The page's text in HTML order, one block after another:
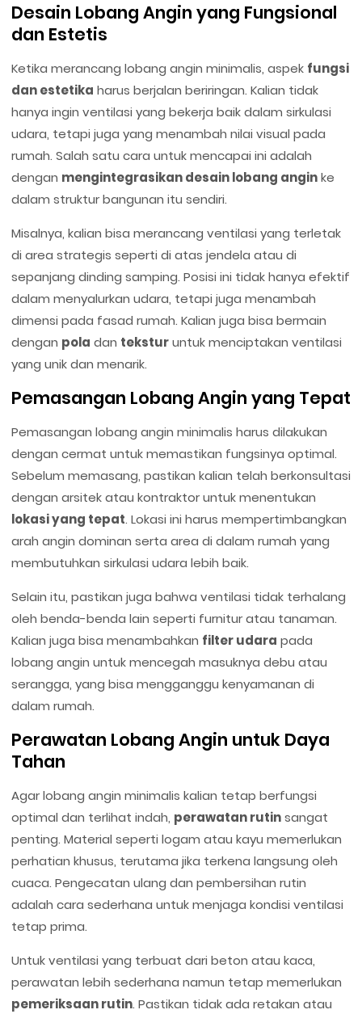
Desain Lobang Angin yang Fungsional
dan Estetis
Ketika merancang lobang angin minimalis, aspek fungsi
dan estetika harus berjalan beriringan. Kalian tidak
hanya ingin ventilasi yang bekerja baik dalam sirkulasi
udara, tetapi juga yang menambah nilai visual pada
rumah. Salah satu cara untuk mencapai ini adalah
dengan mengintegrasikan desain lobang anginke
dalam struktur bangunan itu sendiri.
Misalnya, kalian bisa merancang ventilasi yang terletak
di area strategis seperti di atas jendela atau di
sepanjang dinding samping. Posisi ini tidak hanya efektif
dalam menyalurkan udara, tetapi juga menambah
dimensi pada fasad rumah. Kalian juga bisa bermain
dengan pola dan teksturuntuk menciptakan ventilasi
yang unik dan menarik.
Pemasangan Lobang Angin yang Tepat
Pemasangan lobang angin minimalis harus dilakukan
dengan cermat untuk memastikan fungsinya optimal.
Sebelum memasang, pastikan kalian telah berkonsultasi
dengan arsitek atau kontraktor untuk menentukan
lokasi yang tepat. Lokasi ini harus mempertimbangkan
arah angin dominan serta area di dalam rumah yang
membutuhkan sirkulasi udara lebih baik.
Selain itu, pastikan juga bahwa ventilasi tidak terhalang
oleh benda-benda lain seperti furnitur atau tanaman.
Kalian juga bisa menambahkan filter udara pada
lobang angin untuk mencegah masuknya debu atau
serangga, yang bisa mengganggu kenyamanan di
dalam rumah.
Perawatan Lobang Angin untuk Daya
Tahan
Agar lobang angin minimalis kalian tetap berfungsi
optimal dan terlihat indah, perawatan rutinsangat
penting. Material seperti logam atau kayu memerlukan
perhatian khusus, terutama jika terkena langsung oleh
cuaca. Pengecatan ulang dan pembersihan rutin
adalah cara sederhana untuk menjaga kondisi ventilasi
tetap prima.
Untuk ventilasi yang terbuat dari beton atau kaca,
perawatan lebih sederhana namun tetap memerlukan
pemeriksaan rutin. Pastikan tidak ada retakan atau